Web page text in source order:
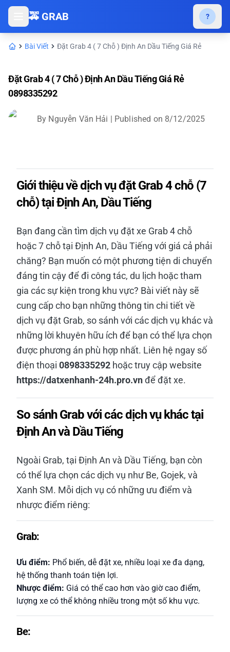
🚕 GRAB ?
Bài Viết Đặt Grab 4 ( 7 Chỗ ) Định An Dầu Tiếng Giá Rẻ
Đặt Grab 4 ( 7 Chỗ ) Định An Dầu Tiếng Giá Rẻ
0898335292
By Nguyễn Văn Hải | Published on 8/12/2025
Giới thiệu về dịch vụ đặt Grab 4 chỗ (7
chỗ) tại Định An, Dầu Tiếng
Bạn đang cần tìm dịch vụ đặt xe Grab 4 chỗ
hoặc 7 chỗ tại Định An, Dầu Tiếng với giá cả phải
chăng? Bạn muốn có một phương tiện di chuyển
đáng tin cậy để đi công tác, du lịch hoặc tham
gia các sự kiện trong khu vực? Bài viết này sẽ
cung cấp cho bạn những thông tin chi tiết về
dịch vụ đặt Grab, so sánh với các dịch vụ khác và
những lời khuyên hữu ích để bạn có thể lựa chọn
được phương án phù hợp nhất. Liên hệ ngay số
điện thoại 0898335292 hoặc truy cập website
https://datxenhanh-24h.pro.vnđể đặt xe.
So sánh Grab với các dịch vụ khác tại
Định An và Dầu Tiếng
Ngoài Grab, tại Định An và Dầu Tiếng, bạn còn
có thể lựa chọn các dịch vụ như Be, Gojek, và
Xanh SM. Mỗi dịch vụ có những ưu điểm và
nhược điểm riêng:
Grab:
Ưu điểm: Phổ biến, dễ đặt xe, nhiều loại xe đa dạng,
hệ thống thanh toán tiện lợi.
Nhược điểm: Giá có thể cao hơn vào giờ cao điểm,
lượng xe có thể không nhiều trong một số khu vực.
Be: